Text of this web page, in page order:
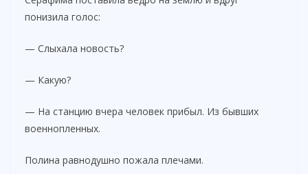
понизила голос:
— Слыхала новость?
— Какую?
— На станцию вчера человек прибыл. Из бывших
военнопленных.
Полина равнодушно пожала плечами.